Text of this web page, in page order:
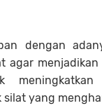
dengan
agar
meningkatkan
silat yang